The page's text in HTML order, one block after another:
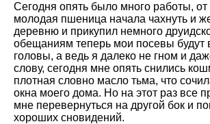
Сегодня опять было много работы, от
молодая пшеница начала чахнуть и
деревню и прикупил немного
обещаниям теперь мои посевы
головы, а ведь я далеко не гном и
слову, сегодня мне опять снились
плотная словно масло тьма, что
окна моего дома. Но на этот раз все
мне перевернуться на другой бок и
хороших сновидений.